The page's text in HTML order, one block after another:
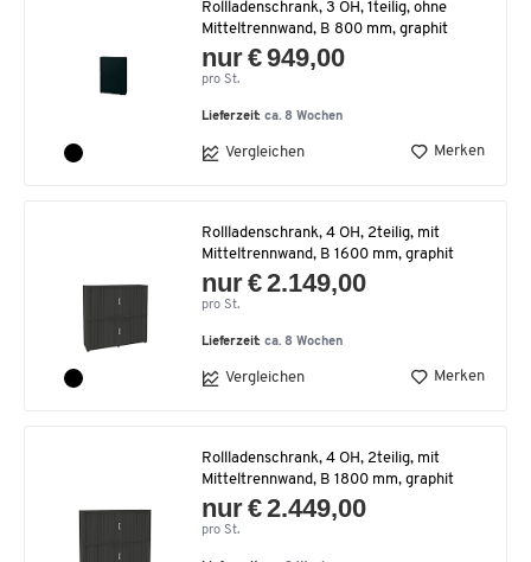
Rollladenschrank, 3 OH, 1teilig, ohne
Mitteltrennwand, B 800 mm, graphit
nur € 949,00
pro St.
Lieferzeit:ca. 8 Wochen
Vergleichen Merken
Rollladenschrank, 4 OH, 2teilig, mit
Mitteltrennwand, B 1600 mm, graphit
nur € 2.149,00
pro St.
Lieferzeit:ca. 8 Wochen
Vergleichen Merken
Rollladenschrank, 4 OH, 2teilig, mit
Mitteltrennwand, B 1800 mm, graphit
nur € 2.449,00
pro St.